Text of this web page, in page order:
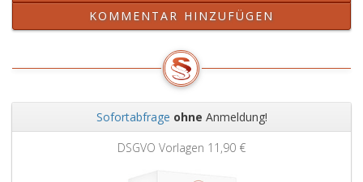
KOMMENTAR HINZUFÜGEN
Sofortabfrage ohne Anmeldung!
DSGVO Vorlagen 11,90 €